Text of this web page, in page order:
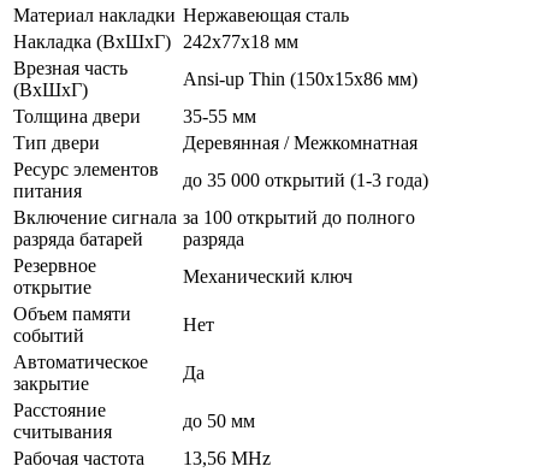
Материал накладки Нержавеющая сталь
Накладка (ВхШхГ)
242х77х18 мм
Врезная часть
(ВхШхГ)
Ansi-up Thin (150х15х86 мм)
Толщина двери
35-55 мм
Тип двери
Деревянная / Межкомнатная
Ресурс элементов
питания
до 35 000 открытий (1-3 года)
Включение сигнала
разряда батарей
за 100 открытий до полного
разряда
Резервное
открытие
Механический ключ
Объем памяти
событий
Нет
Автоматическое
закрытие
Да
Расстояние
считывания
до 50 мм
Рабочая частота
13,56 MHz